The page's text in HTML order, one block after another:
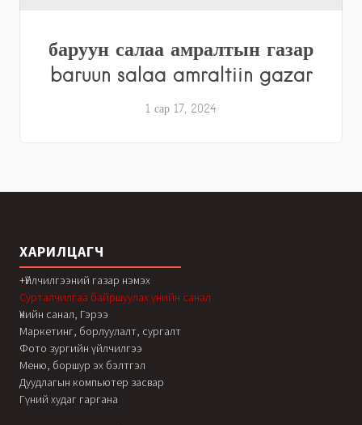
баруун салаа амралтын газар
baruun salaa amraltiin gazar
1 сар 17, 2024
ХАРИЛЦАГЧ
+Үйлчилгээний газар нэмэх
Сурталчилгаа байршуулах үнийн санал
Үнийн санал, Гэрээ
Маркетинг, борлуулалт, сургалт
Фото зургийн үйлчилгээ
Меню, боршур эх бэлтгэл
Дуудлагын компьютер засвар
Гүний худаг гаргана